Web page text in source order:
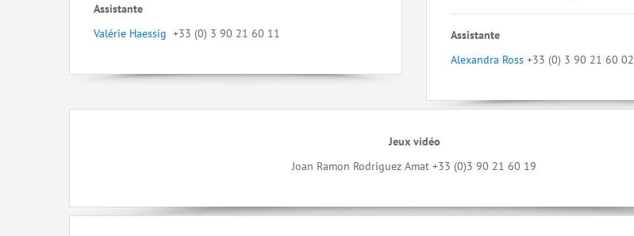
Assistante
Valérie Haessig +33 (0) 3 90 21 60 11
Assistante
Alexandra Ross +33 (0) 3 90 21 60 02
Jeux vidéo
Joan Ramon Rodriguez Amat +33 (0)3 90 21 60 19